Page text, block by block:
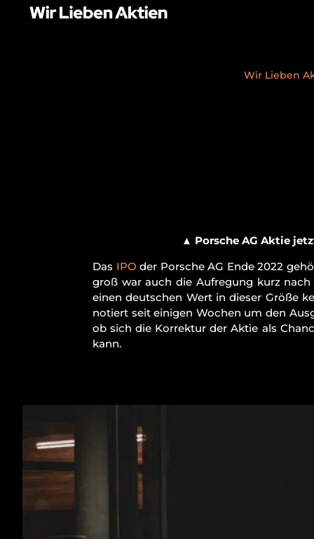
Wir Lieben
▲ Porsche AG Aktie
Das IPO der Porsche AG Ende 2022
groß war auch die Aufregung kurz
einen deutschen Wert in dieser Größe
notiert seit einigen Wochen um den
ob sich die Korrektur der Aktie als
kann.